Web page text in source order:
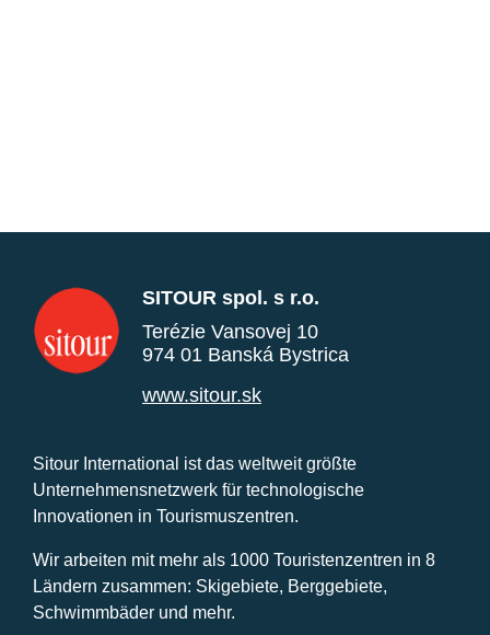
SITOUR spol. s r.o.
Terézie Vansovej 10
974 01 Banská Bystrica
www.sitour.sk
Sitour International ist das weltweit größte
Unternehmensnetzwerk für technologische
Innovationen in Tourismuszentren.
Wir arbeiten mit mehr als 1000 Touristenzentren in 8
Ländern zusammen: Skigebiete, Berggebiete,
Schwimmbäder und mehr.